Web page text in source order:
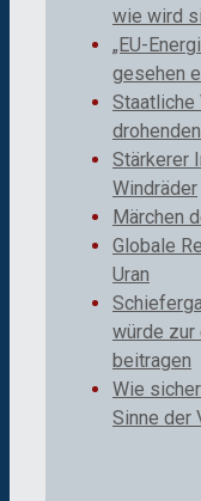
wie wird
„EU-
gesehen
Staatliche
Stärkerer
Windräder
Märchen
Globale
Uran
würde
beitragen
Wie
Sinne der